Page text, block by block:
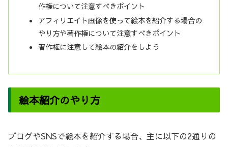
作権について注意すべきポイント
アフィリエイト画像を使って絵本を紹介する場合の
やり方や著作権について注意すべきポイント
著作権に注意して絵本の紹介をしよう
絵本紹介のやり方
ブログやSNSで絵本を紹介する場合、主に以下の2通りの